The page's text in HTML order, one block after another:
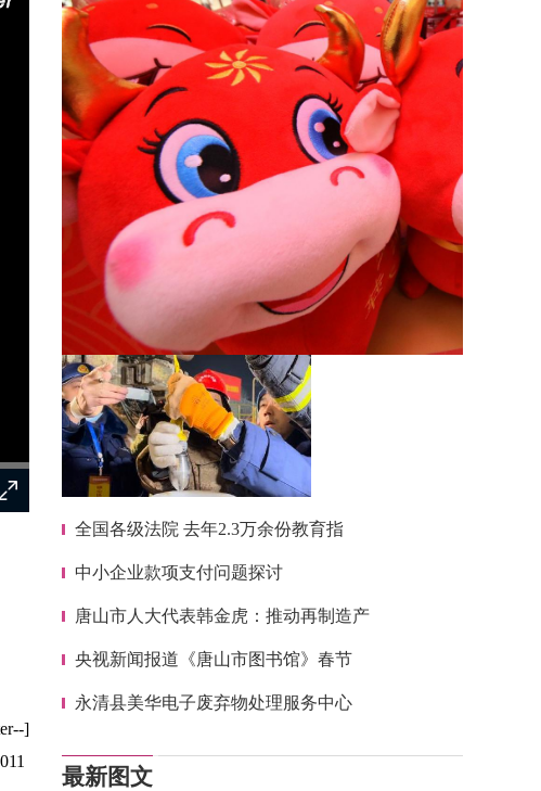
]
全国各级法院 去年2.3万余份教育指
中小企业款项支付问题探讨
唐山市人大代表韩金虎：推动再制造产
央视新闻报道《唐山市图书馆》春节
永清县美华电子废弃物处理服务中心
最新图文